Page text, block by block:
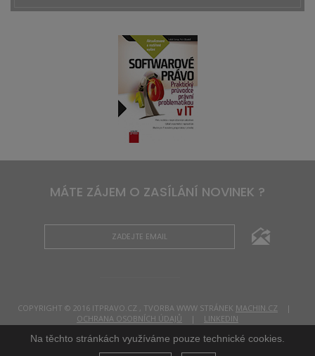
Na těchto stránkách využíváme pouze technické cookies.
MÁTE ZÁJEM O ZASÍLÁNÍ NOVINEK ?
COPYRIGHT © 2016 ITPRAVO.CZ , TVORBA WWW STRÁNEK MACHIN.CZ |
OCHRANA OSOBNÍCH ÚDAJŮ | LINKEDIN